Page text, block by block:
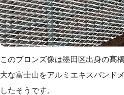
このブロンズ像は墨田区出身の髙
大な富士山をアルミエキスパンド
したそうです。